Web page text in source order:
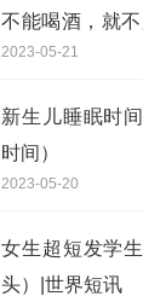
不能喝酒，就
播报
2023-05-21
新生儿睡眠时
时间）
2023-05-20
女生超短发学
头）|世界短讯